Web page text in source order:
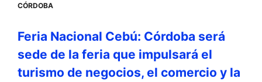
CÓRDOBA
Feria Nacional Cebú: Córdoba será
sede de la feria que impulsará el
turismo de negocios, el comercio y la